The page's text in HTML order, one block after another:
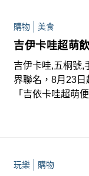
購物 美食
吉伊卡哇超萌
吉伊卡哇,五桐號,
界聯名，8月23
「吉依卡哇超萌
玩樂 購物